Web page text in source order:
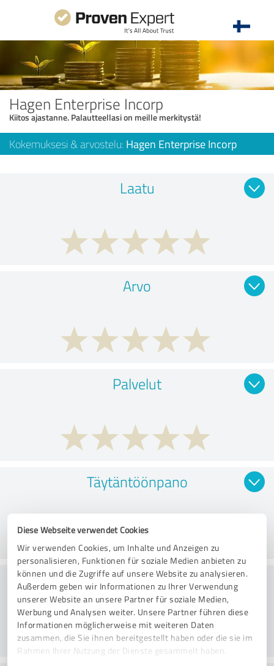
Diese Webseite verwendet Cookies
Wir verwenden Cookies, um Inhalte und Anzeigen zu
personalisieren, Funktionen für soziale Medien anbieten zu
können und die Zugriffe auf unsere Website zu analysieren.
Außerdem geben wir Informationen zu Ihrer Verwendung
unserer Website an unsere Partner für soziale Medien,
Werbung und Analysen weiter. Unsere Partner führen diese
Informationen möglicherweise mit weiteren Daten
zusammen, die Sie ihnen bereitgestellt haben oder die sie im
Rahmen Ihrer Nutzung der Dienste gesammelt haben.
Hagen Enterprise Incorp
Kiitos ajastanne. Palautteellasi on meille merkitystä!
Kokemuksesi & arvostelu: Hagen Enterprise Incorp
Laatu
Arvo
Palvelut
Täytäntöönpano
Konsultointi